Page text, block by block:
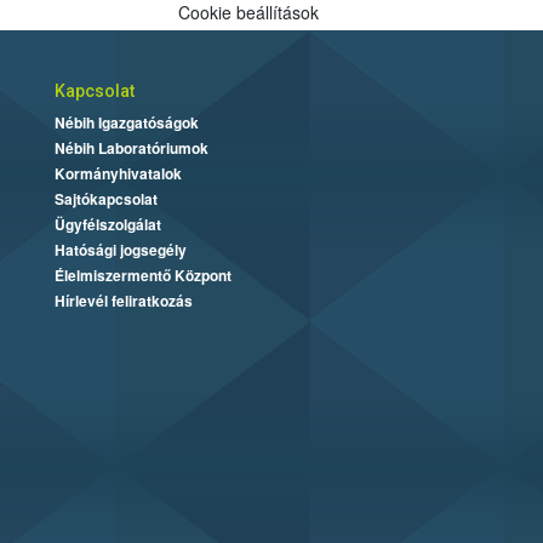
Cookie beállítások
Kapcsolat
Nébih Igazgatóságok
Nébih Laboratóriumok
Kormányhivatalok
Sajtókapcsolat
Ügyfélszolgálat
Hatósági jogsegély
Élelmiszermentő Központ
Hírlevél feliratkozás